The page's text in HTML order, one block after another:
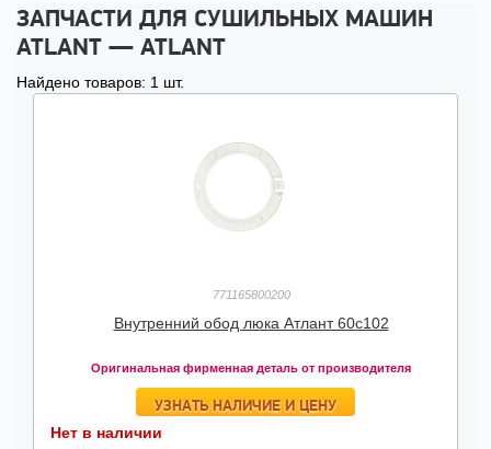
ЗАПЧАСТИ ДЛЯ СУШИЛЬНЫХ МАШИН
ATLANT — ATLANT
Найдено товаров: 1 шт.
771165800200
Внутренний обод люка Атлант 60с102
Оригинальная фирменная деталь от производителя
УЗНАТЬ НАЛИЧИЕ И ЦЕНУ
Нет в наличии